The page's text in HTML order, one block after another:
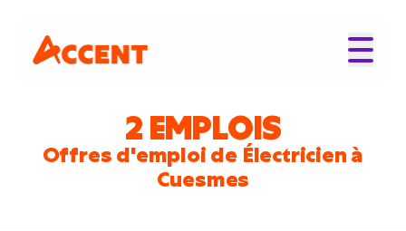
2 EMPLOIS
Offres d'emploi de Électricien à
Cuesmes